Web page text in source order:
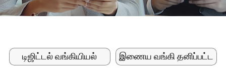
டிஜிட்டல் வங்கியியல் இணைய வங்கி தனிப்பட்ட